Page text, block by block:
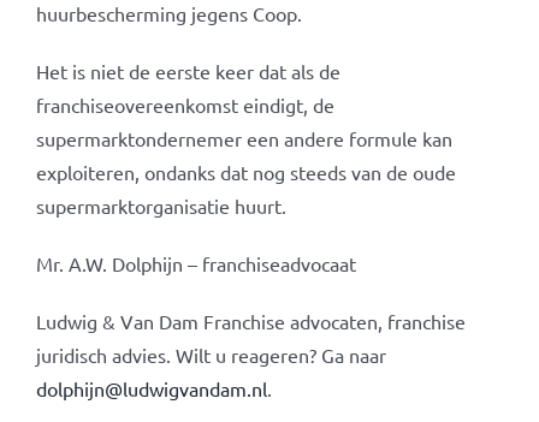
huurbescherming jegens Coop.
Het is niet de eerste keer dat als de
franchiseovereenkomst eindigt, de
supermarktondernemer een andere formule kan
exploiteren, ondanks dat nog steeds van de oude
supermarktorganisatie huurt.
Mr. A.W. Dolphijn – franchiseadvocaat
Ludwig & Van Dam Franchise advocaten, franchise
juridisch advies. Wilt u reageren? Ga naar
dolphijn@ludwigvandam.nl.